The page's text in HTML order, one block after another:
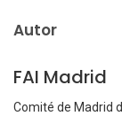
Autor
FAI Madrid
Comité de Madrid